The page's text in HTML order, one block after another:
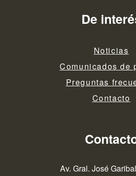
De
Noticias
Comunicados de
Preguntas
Contacto
Av. Gral. José